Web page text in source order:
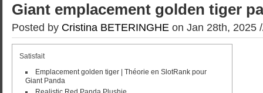
Giant emplacement golden tiger
Posted by Cristina BETERINGHE on Jan 28th, 2025
Satisfait
Emplacement golden tiger | Théorie en SlotRank pour
Giant Panda